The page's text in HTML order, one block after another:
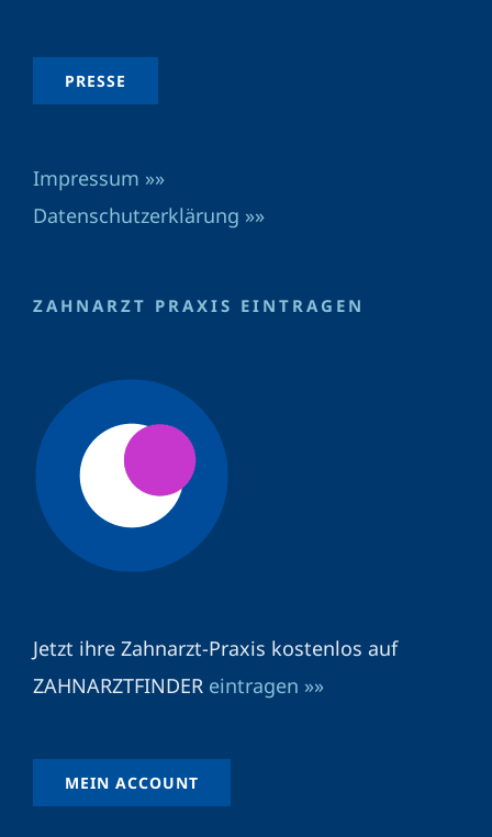
PRESSE
Impressum »»
Datenschutzerklärung »»
ZAHNARZT PRAXIS EINTRAGEN
Jetzt ihre Zahnarzt-Praxis kostenlos auf
ZAHNARZTFINDER eintragen »»
MEIN ACCOUNT